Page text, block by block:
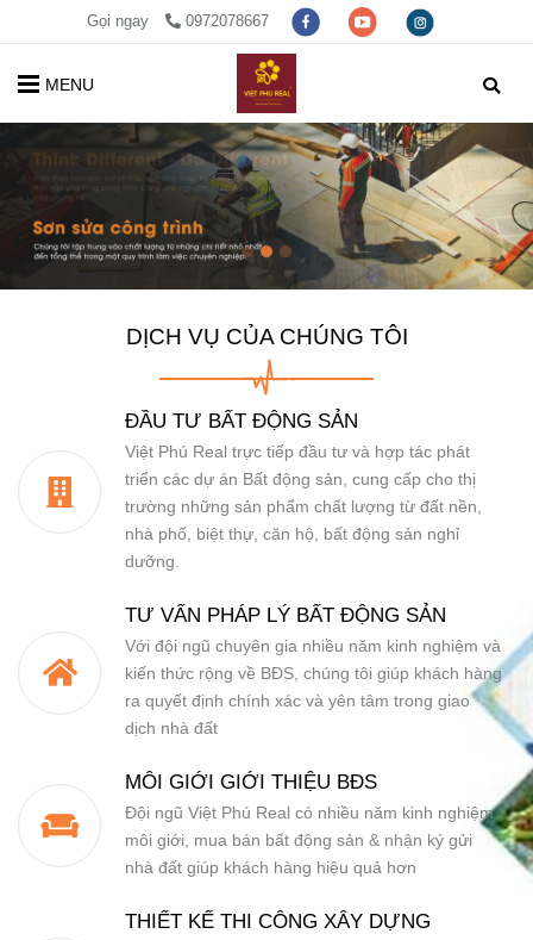
Gọi ngay 0972078667
MENU
DỊCH VỤ CỦA CHÚNG TÔI
ĐẦU TƯ BẤT ĐỘNG SẢN
Việt Phú Real trực tiếp đầu tư và hợp tác phát
triển các dự án Bất động sản, cung cấp cho thị
trường những sản phẩm chất lượng từ đất nền,
nhà phố, biệt thự, căn hộ, bất động sản nghỉ
dưỡng.
TƯ VẤN PHÁP LÝ BẤT ĐỘNG SẢN
Với đội ngũ chuyên gia nhiều năm kinh nghiệm và
kiến thức rộng về BĐS, chúng tôi giúp khách hàng
ra quyết định chính xác và yên tâm trong giao
dịch nhà đất
MÔI GIỚI GIỚI THIỆU BĐS
Đội ngũ Việt Phú Real có nhiều năm kinh nghiệm
môi giới, mua bán bất động sản & nhận ký gửi
nhà đất giúp khách hàng hiệu quả hơn
THIẾT KẾ THI CÔNG XÂY DỰNG